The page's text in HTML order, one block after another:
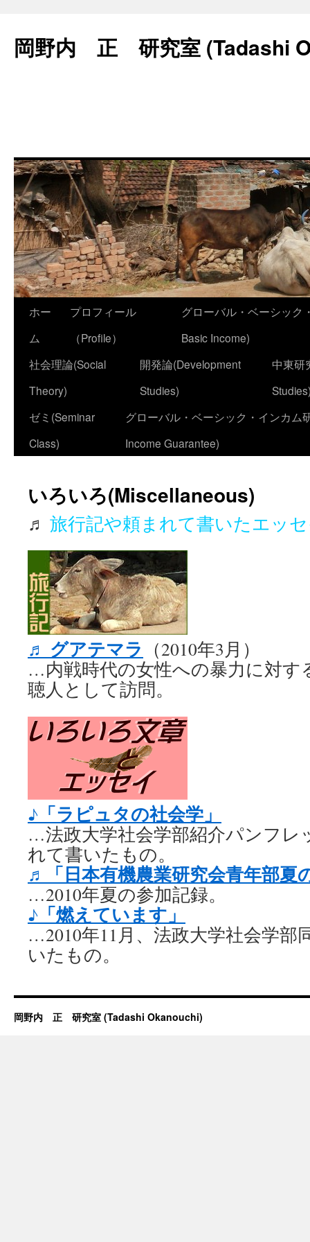
テ
ン
岡野内 正 研究室 (Tadashi
ホー
ム
プロフィール
（Profile）
グローバル・ベーシック
Basic Income)
社会理論(Social
Theory)
開発論(Development
Studies)
中東研
ゼミ(Seminar
Class)
グローバル・ベーシック・インカム
Income Guarantee)
いろいろ(Miscellaneous)
♬ 旅行記や頼まれて書いたエッ
♬ グアテマラ
（2010年3月）
…内戦時代の女性への暴力に対す
聴人として訪問。
♪ 「ラピュタの社会学」
…法政大学社会学部紹介パンフレ
れて書いたもの。
♬
「日本有機農業研究会青年部夏
…2010年夏の参加記録。
♪ 「燃えています」
…2010年11月、法政大学社会学部
いたもの。
岡野内 正 研究室 (Tadashi Okanouchi)